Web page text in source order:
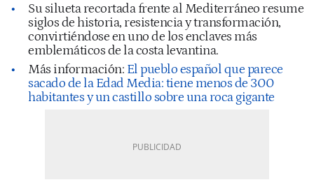
Su silueta recortada frente al Mediterráneo resume
siglos de historia, resistencia y transformación,
convirtiéndose en uno de los enclaves más
emblemáticos de la costa levantina.
Más información: El pueblo español que parece
sacado de la Edad Media: tiene menos de 300
habitantes y un castillo sobre una roca gigante